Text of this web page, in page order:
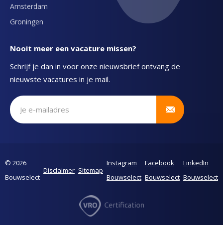
Amsterdam
Groningen
Nooit meer een vacature missen?
Schrijf je dan in voor onze nieuwsbrief ontvang de
nieuwste vacatures in je mail.
Schrijf je in voor onze nieuwsbrief
© 2026
Bouwselect
Disclaimer Sitemap
Instagram
Bouwselect
Facebook
Bouwselect
LinkedIn
Bouwselect